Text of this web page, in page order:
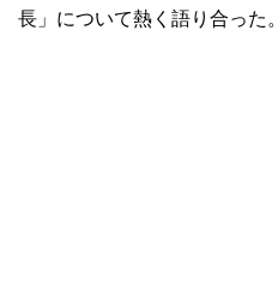
長」について熱く語り合った。